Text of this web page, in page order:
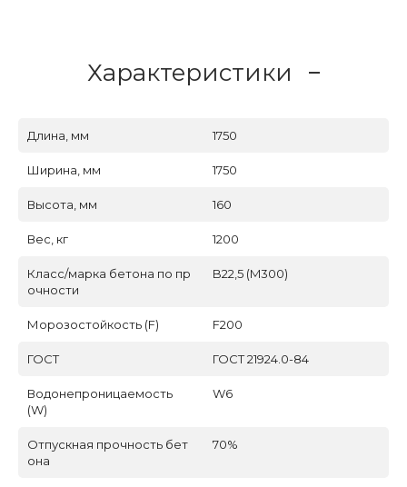
Характеристики
Длина, мм 1750
Ширина, мм 1750
Высота, мм 160
Вес, кг 1200
Класс/марка бетона по пр
очности
B22,5 (M300)
Морозостойкость (F) F200
ГОСТ ГОСТ 21924.0-84
Водонепроницаемость
(W)
W6
Отпускная прочность бет
она
70%